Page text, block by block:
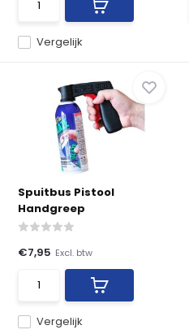
Vergelijk
Spuitbus Pistool
Handgreep
Vergelijk
€7,95 Excl. btw